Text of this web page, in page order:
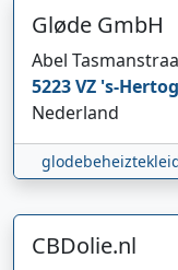
Gløde GmbH
Abel
5223 VZ 's-
Nederland
CBDolie.nl